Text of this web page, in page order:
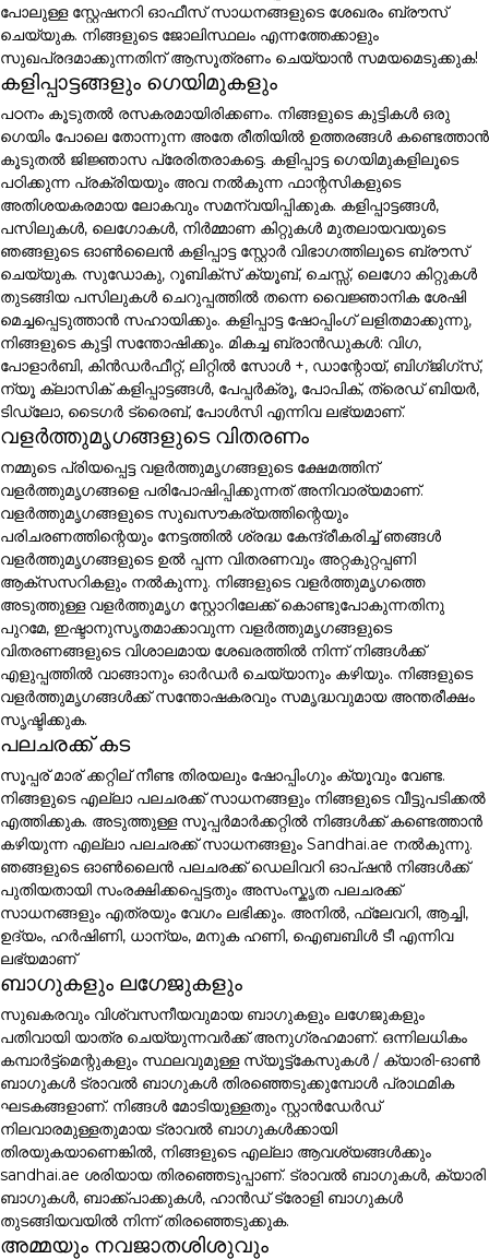
പോലുള്ള സ്റ്റേഷനറി ഓഫീസ് സാധനങ്ങളുടെ ശേഖരം ബ്രൗസ്
ചെയ്യുക. നിങ്ങളുടെ ജോലിസ്ഥലം എന്നത്തേക്കാളും
സുഖപ്രദമാക്കുന്നതിന് ആസൂത്രണം ചെയ്യാൻ സമയമെടുക്കുക!
കളിപ്പാട്ടങ്ങളും ഗെയിമുകളും
പഠനം കൂടുതൽ രസകരമായിരിക്കണം. നിങ്ങളുടെ കുട്ടികൾ ഒരു
ഗെയിം പോലെ തോന്നുന്ന അതേ രീതിയിൽ ഉത്തരങ്ങൾ കണ്ടെത്താൻ
കൂടുതൽ ജിജ്ഞാസ പ്രേരിതരാകട്ടെ. കളിപ്പാട്ട ഗെയിമുകളിലൂടെ
പഠിക്കുന്ന പ്രക്രിയയും അവ നൽകുന്ന ഫാന്റസികളുടെ
അതിശയകരമായ ലോകവും സമന്വയിപ്പിക്കുക. കളിപ്പാട്ടങ്ങൾ,
പസിലുകൾ, ലെഗോകൾ, നിർമ്മാണ കിറ്റുകൾ മുതലായവയുടെ
ഞങ്ങളുടെ ഓൺലൈൻ കളിപ്പാട്ട സ്റ്റോർ വിഭാഗത്തിലൂടെ ബ്രൗസ്
ചെയ്യുക. സുഡോകു, റൂബിക്സ് ക്യൂബ്, ചെസ്സ്, ലെഗോ കിറ്റുകൾ
തുടങ്ങിയ പസിലുകൾ ചെറുപ്പത്തിൽ തന്നെ വൈജ്ഞാനിക ശേഷി
മെച്ചപ്പെടുത്താൻ സഹായിക്കും. കളിപ്പാട്ട ഷോപ്പിംഗ് ലളിതമാക്കുന്നു,
നിങ്ങളുടെ കുട്ടി സന്തോഷിക്കും. മികച്ച ബ്രാൻഡുകൾ: വിഗ,
പോളാർബി, കിൻഡർഫീറ്റ്, ലിറ്റിൽ സോൾ +, ഡാന്റോയ്, ബിഗ്ജിഗ്സ്,
ന്യൂ ക്ലാസിക് കളിപ്പാട്ടങ്ങൾ, പേപ്പർക്രൂ, പോപിക്, ത്രെഡ് ബിയർ,
ടിഡ്ലോ, ടൈഗർ ട്രൈബ്, പോൾസി എന്നിവ ലഭ്യമാണ്.
വളർത്തുമൃഗങ്ങളുടെ വിതരണം
നമ്മുടെ പ്രിയപ്പെട്ട വളർത്തുമൃഗങ്ങളുടെ ക്ഷേമത്തിന്
വളർത്തുമൃഗങ്ങളെ പരിപോഷിപ്പിക്കുന്നത് അനിവാര്യമാണ്.
വളർത്തുമൃഗങ്ങളുടെ സുഖസൗകര്യത്തിന്റെയും
പരിചരണത്തിന്റെയും നേട്ടത്തിൽ ശ്രദ്ധ കേന്ദ്രീകരിച്ച് ഞങ്ങൾ
വളർത്തുമൃഗങ്ങളുടെ ഉൽ പ്പന്ന വിതരണവും അറ്റകുറ്റപ്പണി
ആക്സസറികളും നൽകുന്നു. നിങ്ങളുടെ വളർത്തുമൃഗത്തെ
അടുത്തുള്ള വളർത്തുമൃഗ സ്റ്റോറിലേക്ക് കൊണ്ടുപോകുന്നതിനു
പുറമേ, ഇഷ്ടാനുസൃതമാക്കാവുന്ന വളർത്തുമൃഗങ്ങളുടെ
വിതരണങ്ങളുടെ വിശാലമായ ശേഖരത്തിൽ നിന്ന് നിങ്ങൾക്ക്
എളുപ്പത്തിൽ വാങ്ങാനും ഓർഡർ ചെയ്യാനും കഴിയും. നിങ്ങളുടെ
വളർത്തുമൃഗങ്ങൾക്ക് സന്തോഷകരവും സമൃദ്ധവുമായ അന്തരീക്ഷം
സൃഷ്ടിക്കുക.
പലചരക്ക് കട
സൂപ്പര് മാര് ക്കറ്റില് നീണ്ട തിരയലും ഷോപ്പിംഗും ക്യൂവും വേണ്ട.
നിങ്ങളുടെ എല്ലാ പലചരക്ക് സാധനങ്ങളും നിങ്ങളുടെ വീട്ടുപടിക്കൽ
എത്തിക്കുക. അടുത്തുള്ള സൂപ്പർമാർക്കറ്റിൽ നിങ്ങൾക്ക് കണ്ടെത്താൻ
കഴിയുന്ന എല്ലാ പലചരക്ക് സാധനങ്ങളും Sandhai.ae നൽകുന്നു.
ഞങ്ങളുടെ ഓൺലൈൻ പലചരക്ക് ഡെലിവറി ഓപ്ഷൻ നിങ്ങൾക്ക്
പുതിയതായി സംരക്ഷിക്കപ്പെട്ടതും അസംസ്കൃത പലചരക്ക്
സാധനങ്ങളും എത്രയും വേഗം ലഭിക്കും. അനിൽ, ഫ്ലേവറി, ആച്ചി,
ഉദ്യം, ഹർഷിണി, ധാന്യം, മനുക ഹണി, ഐബബിൾ ടീ എന്നിവ
ലഭ്യമാണ്
ബാഗുകളും ലഗേജുകളും
സുഖകരവും വിശ്വസനീയവുമായ ബാഗുകളും ലഗേജുകളും
പതിവായി യാത്ര ചെയ്യുന്നവർക്ക് അനുഗ്രഹമാണ്. ഒന്നിലധികം
കമ്പാർട്ട്മെന്റുകളും സ്ഥലവുമുള്ള സ്യൂട്ട്കേസുകൾ / ക്യാരി-ഓൺ
ബാഗുകൾ ട്രാവൽ ബാഗുകൾ തിരഞ്ഞെടുക്കുമ്പോൾ പ്രാഥമിക
ഘടകങ്ങളാണ്. നിങ്ങൾ മോടിയുള്ളതും സ്റ്റാൻഡേർഡ്
നിലവാരമുള്ളതുമായ ട്രാവൽ ബാഗുകൾക്കായി
തിരയുകയാണെങ്കിൽ, നിങ്ങളുടെ എല്ലാ ആവശ്യങ്ങൾക്കും
sandhai.ae ശരിയായ തിരഞ്ഞെടുപ്പാണ്. ട്രാവൽ ബാഗുകൾ, ക്യാരി
ബാഗുകൾ, ബാക്ക്പാക്കുകൾ, ഹാൻഡ് ട്രോളി ബാഗുകൾ
തുടങ്ങിയവയിൽ നിന്ന് തിരഞ്ഞെടുക്കുക.
അമ്മയും നവജാതശിശുവും